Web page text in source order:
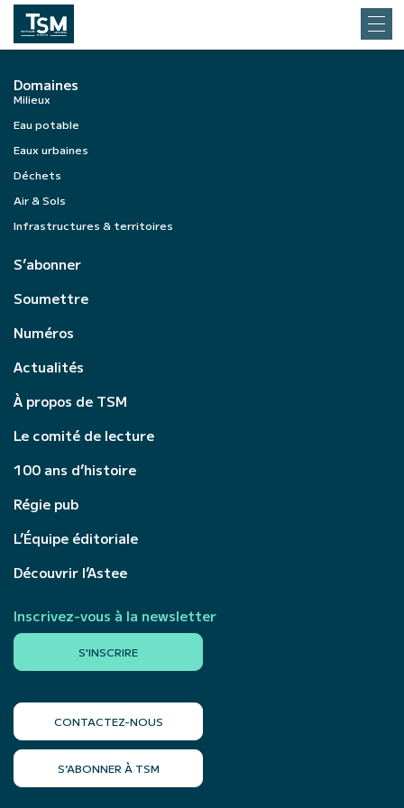
Domaines
Milieux
Eau potable
Eaux urbaines
Déchets
Air & Sols
Infrastructures & territoires
S’abonner
Soumettre
Numéros
Actualités
À propos de TSM
Le comité de lecture
100 ans d’histoire
Régie pub
L’Équipe éditoriale
Découvrir l’Astee
Inscrivez-vous à la newsletter
S'INSCRIRE
CONTACTEZ-NOUS
S’ABONNER À TSM